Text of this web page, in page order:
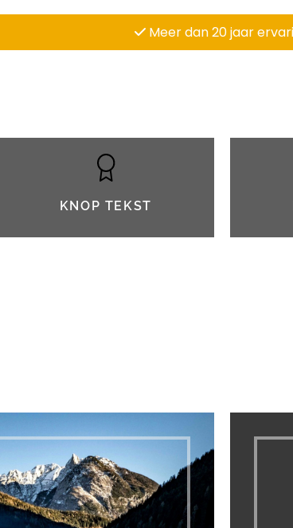
Meer dan 20 jaar
KNOP TEKST